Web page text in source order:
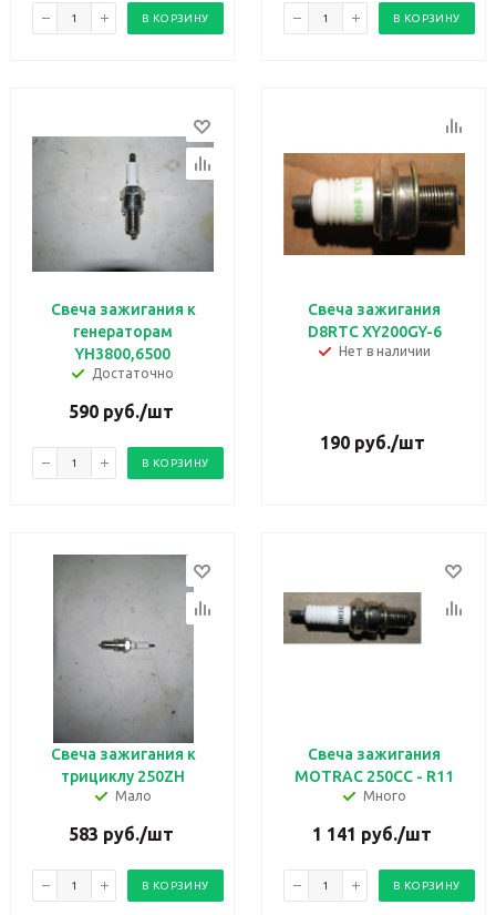
В КОРЗИНУ В КОРЗИНУ
Свеча зажигания к
генераторам
YH3800,6500
Достаточно
590руб./шт
В КОРЗИНУ
Свеча зажигания
D8RTC XY200GY-6
Нет в наличии
190руб./шт
Свеча зажигания к
трициклу 250ZH
Мало
583 руб./шт
В КОРЗИНУ
Свеча зажигания
MOTRAC 250CC - R11
Много
1 141 руб./шт
В КОРЗИНУ